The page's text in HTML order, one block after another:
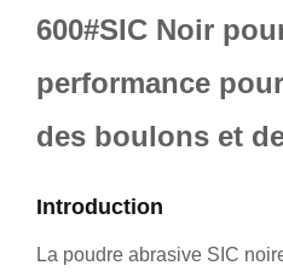
600#SIC Noir
performance
des boulons et
Introduction
La poudre abrasive SIC